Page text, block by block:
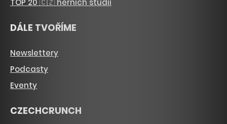
TOP 20 🇨🇿 herních studií
DÁLE TVOŘÍME
Newslettery
Podcasty
Eventy
CZECHCRUNCH